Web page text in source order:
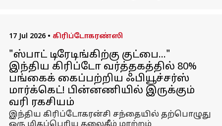
17 Jul 2026 • கிரிப்டோகரண்ஸி
"ஸ்பாட் டிரேடிங்கிற்கு குட்பை..."
இந்திய கிரிப்டோ வர்த்தகத்தில் 80%
பங்கைக் கைப்பற்றிய ஃபியூச்சர்ஸ்
மார்க்கெட்! பின்னணியில் இருக்கும்
வரி ரகசியம்
இந்திய கிரிப்டோகரன்சி சந்தையில் தற்பொழுது